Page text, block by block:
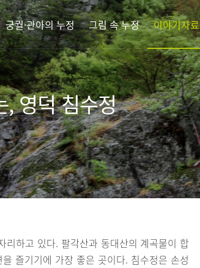
궁궐·관아의 누정 그림 속 누정 이야기자료
, 영덕 침수정
하고 있다. 팔각산과 동대산의 계곡물이 합
즐기기에 가장 좋은 곳이다. 침수정은 손성